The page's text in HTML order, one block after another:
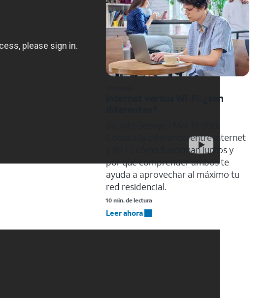
Internet versus Wi-Fi: ¿son
Mar 17, 2026
Conoce la diferencia entre Internet
y Wi-Fi, cómo funcionan juntos y
por qué comprender ambos te
ayuda a aprovechar al máximo tu
red residencial.
10 min. de lectura
Leer ahora